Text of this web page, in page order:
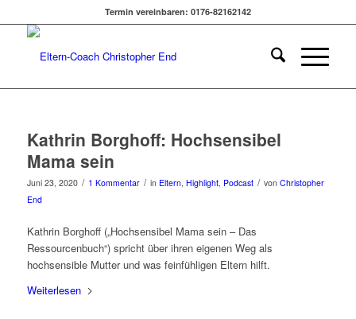
Termin vereinbaren: 0176-82162142
Kathrin Borghoff: Hochsensibel
Mama sein
Juni 23, 2020 / 1 Kommentar / in Eltern, Highlight, Podcast / von Christopher
End
Kathrin Borghoff („Hochsensibel Mama sein – Das
Ressourcenbuch“) spricht über ihren eigenen Weg als
hochsensible Mutter und was feinfühligen Eltern hilft.
Weiterlesen